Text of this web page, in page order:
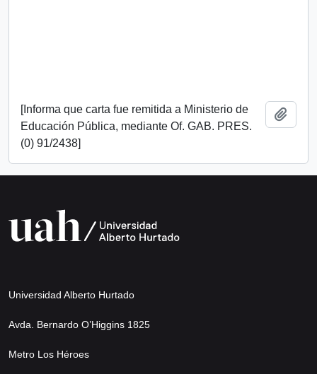
[Informa que carta fue remitida a Ministerio de
Educación Pública, mediante Of. GAB. PRES.
(0) 91/2438]
Universidad Alberto Hurtado
Avda. Bernardo O’Higgins 1825
Metro Los Héroes